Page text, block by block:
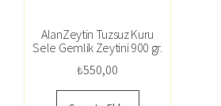
AlanZeytin Tuzsuz Kuru
Sele Gemlik Zeytini 900 gr.
₺550,00